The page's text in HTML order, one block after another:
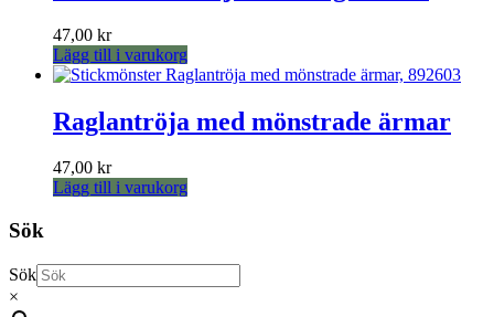
47,00 kr
Lägg till i varukorg
Raglantröja med mönstrade ärmar
47,00 kr
Lägg till i varukorg
Sök
Sök
×